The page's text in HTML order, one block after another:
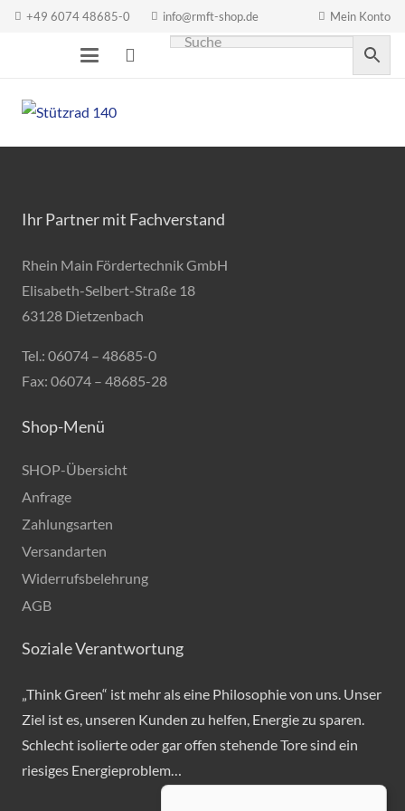
+49 6074 48685-0 info@rmft-shop.de Mein Konto
Ihr Partner mit Fachverstand
Rhein Main Fördertechnik GmbH
Elisabeth-Selbert-Straße 18
63128 Dietzenbach
Tel.: 06074 – 48685-0
Fax: 06074 – 48685-28
Shop-Menü
SHOP-Übersicht
Anfrage
Zahlungsarten
Versandarten
Widerrufsbelehrung
AGB
Soziale Verantwortung
„Think Green“ ist mehr als eine Philosophie von uns. Unser
Ziel ist es, unseren Kunden zu helfen, Energie zu sparen.
Schlecht isolierte oder gar offen stehende Tore sind ein
riesiges Energieproblem…